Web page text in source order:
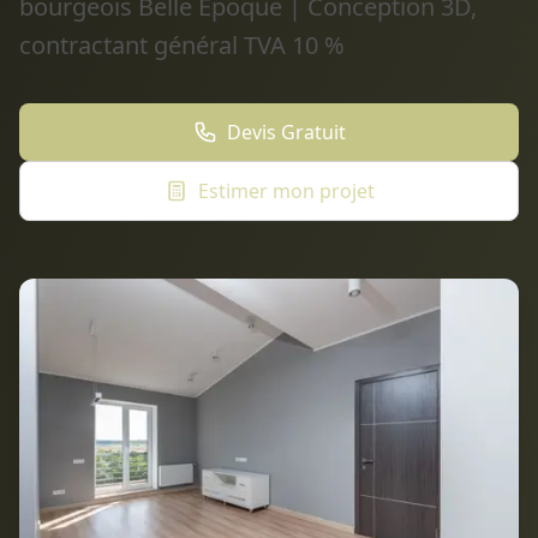
bourgeois Belle Époque | Conception 3D,
contractant général TVA 10 %
Devis Gratuit
Estimer mon projet